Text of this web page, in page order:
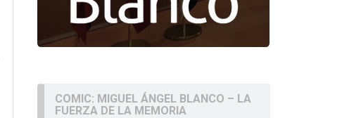
COMIC: MIGUEL ÁNGEL BLANCO – LA
FUERZA DE LA MEMORIA